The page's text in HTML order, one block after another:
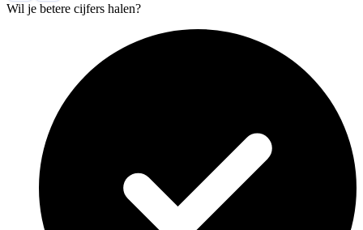
Wil je betere cijfers halen?